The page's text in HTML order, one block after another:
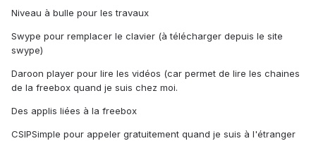
Niveau à bulle pour les travaux
Swype pour remplacer le clavier (à télécharger depuis le site
swype)
Daroon player pour lire les vidéos (car permet de lire les chaines
de la freebox quand je suis chez moi.
Des applis liées à la freebox
CSIPSimple pour appeler gratuitement quand je suis à l'étranger